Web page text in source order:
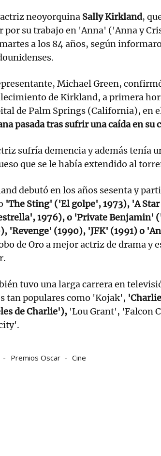
neoyorquina Sally Kirkland,
por su trabajo en 'Anna' ('Anna y
a los 84 años, según
Michael Green,
de Kirkland, a primera
de Palm Springs (California), en
pasada tras sufrir una caída en su
sufría demencia y además tenía
que se le había extendido al
debutó en los años sesenta y
'The Sting' ('El golpe', 1973), 'A
1976), o 'Private Benjamin'
'Revenge' (1990), 'JFK' (1991) o
de Oro a mejor actriz de drama y
tuvo una larga carrera en
tan populares como 'Kojak',
de Charlie'), 'Lou Grant', 'Falcon
Premios Oscar Cine